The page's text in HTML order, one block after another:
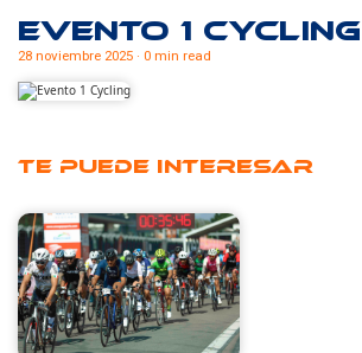
Evento 1 Cycling
28 noviembre 2025 · 0 min read
Te puede interesar